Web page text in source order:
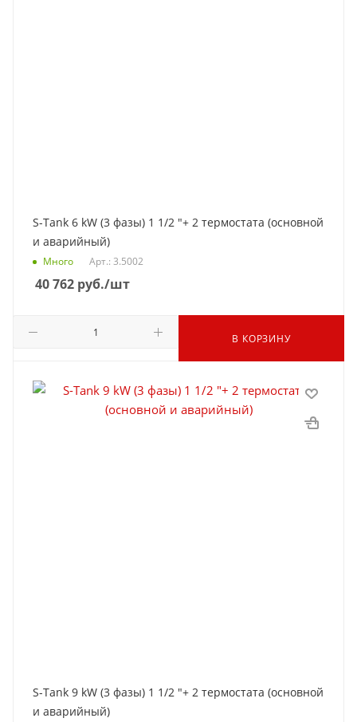
S-Tank 6 kW (3 фазы) 1 1/2 "+ 2 термостата (основной
и аварийный)
Много Арт.: 3.5002
40 762 руб./шт
В КОРЗИНУ
S-Tank 9 kW (3 фазы) 1 1/2 "+ 2 термостата (основной
и аварийный)